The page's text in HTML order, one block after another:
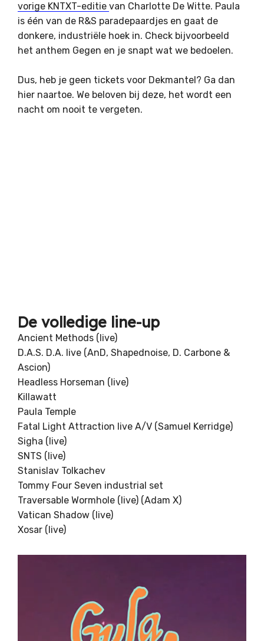
vorige KNTXT-editie van Charlotte De Witte. Paula
is één van de R&S paradepaardjes en gaat de
donkere, industriële hoek in. Check bijvoorbeeld
het anthem Gegen en je snapt wat we bedoelen.
Dus, heb je geen tickets voor Dekmantel? Ga dan
hier naartoe. We beloven bij deze, het wordt een
nacht om nooit te vergeten.
De volledige line-up
Ancient Methods (live)
D.A.S. D.A. live (AnD, Shapednoise, D. Carbone &
Ascion)
Headless Horseman (live)
Killawatt
Paula Temple
Fatal Light Attraction live A/V (Samuel Kerridge)
Sigha (live)
SNTS (live)
Stanislav Tolkachev
Tommy Four Seven industrial set
Traversable Wormhole (live) (Adam X)
Vatican Shadow (live)
Xosar (live)